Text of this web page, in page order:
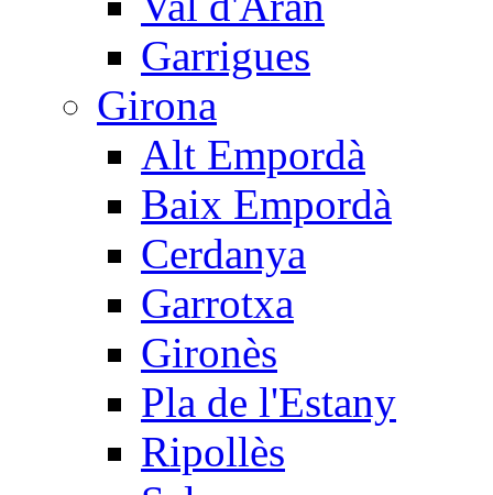
Garrigues
Girona
Alt Empordà
Baix Empordà
Cerdanya
Garrotxa
Gironès
Pla de l'Estany
Ripollès